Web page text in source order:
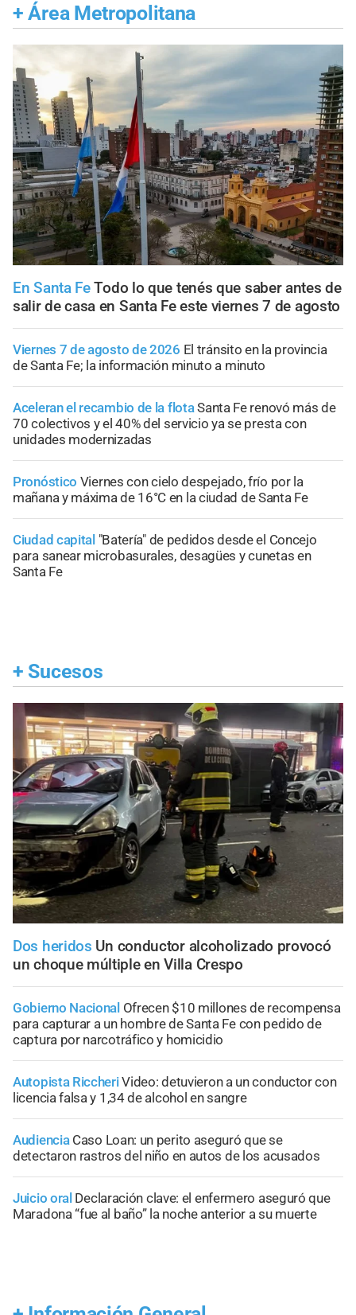
+ Área Metropolitana
En Santa FeTodo lo que tenés que saber antes de
salir de casa en Santa Fe este viernes 7 de agosto
Viernes 7 de agosto de 2026 El tránsito en la provincia
de Santa Fe; la información minuto a minuto
Aceleran el recambio de la flotaSanta Fe renovó más de
70 colectivos y el 40% del servicio ya se presta con
unidades modernizadas
Pronóstico Viernes con cielo despejado, frío por la
mañana y máxima de 16°C en la ciudad de Santa Fe
Ciudad capital "Batería" de pedidos desde el Concejo
para sanear microbasurales, desagües y cunetas en
Santa Fe
+ Sucesos
Dos heridos Un conductor alcoholizado provocó
un choque múltiple en Villa Crespo
Gobierno Nacional Ofrecen $10 millones de recompensa
para capturar a un hombre de Santa Fe con pedido de
captura por narcotráfico y homicidio
Autopista RiccheriVideo: detuvieron a un conductor con
licencia falsa y 1,34 de alcohol en sangre
Audiencia Caso Loan: un perito aseguró que se
detectaron rastros del niño en autos de los acusados
Juicio oral Declaración clave: el enfermero aseguró que
Maradona “fue al baño” la noche anterior a su muerte